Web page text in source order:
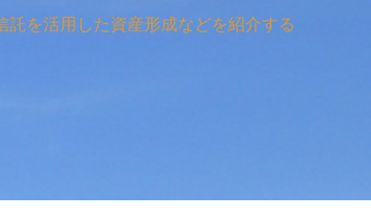
を活用した資産形成などを紹介する